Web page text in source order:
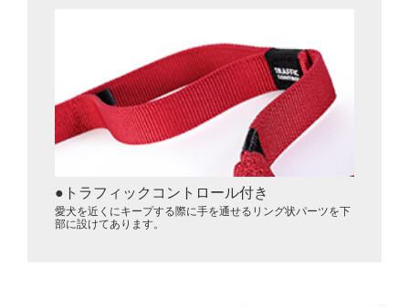
トラフィックコントロール付き
愛犬を近くにキープする際に手を通せるリング状パーツを下
部に設けてあります。